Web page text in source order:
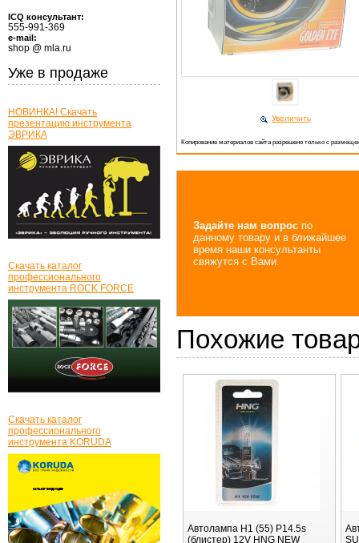
Увеличить
Копирование материалов сайта разрешено только с
Задайте нам вопрос по
данному товару и в ближайшее
время наши консультанты
свяжутся с Вами.
Похожие
Автолампа H1 (55) P14.5s
(блистер) 12V HNG NEW
ICQ консультант:
555-991-369
e-mail:
shop @ mla.ru
Уже в продаже
НОВИНКА! Скачать
презентацию инструмента
ЭВРИКА
Скачать каталог
профессионального
инструмента ROCK FORCE
Скачать каталог
профессионального
инструмента KORUDA